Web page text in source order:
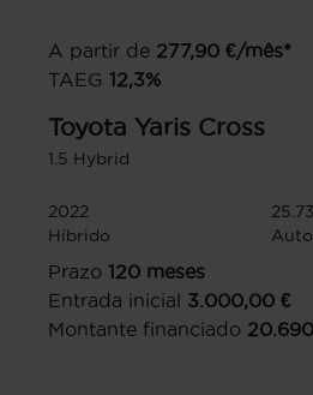
A partir de 277,90 €/mês*
TAEG 12,3%
Toyota Yaris Cross
1.5 Hybrid
2022
Híbrido
Prazo 120 meses
Entrada inicial 3.000,00 €
Montante financiado